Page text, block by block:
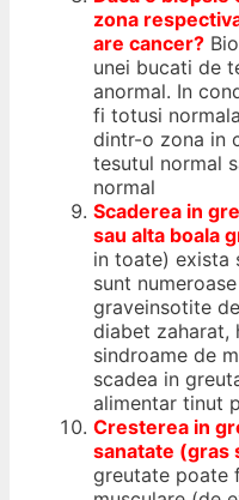
zona
are cancer?
unei bucati de
anormal. In
fi totusi
dintr-o zona in
tesutul normal
normal
Scaderea in
sau alta boala
in toate) exista
sunt
graveinsotite
diabet zaharat,
sindroame de
scadea in
alimentar tinut
Cresterea in
sanatate (gras
greutate poate